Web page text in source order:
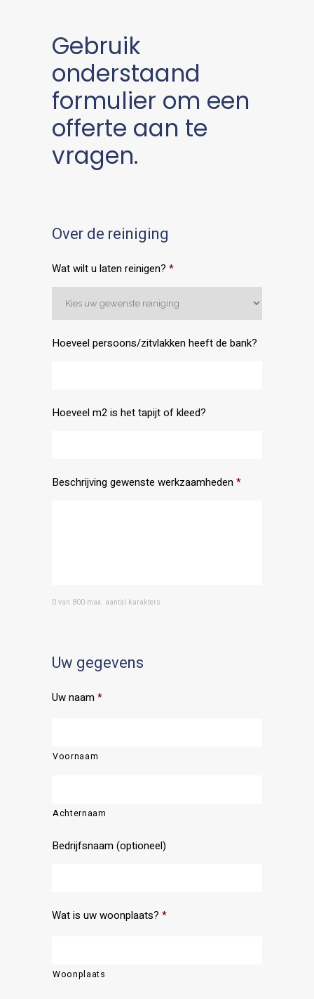
Gebruik
onderstaand
formulier om een
offerte aan te
vragen.
Over de reiniging
Wat wilt u laten reinigen? *
Hoeveel persoons/zitvlakken heeft de bank?
Hoeveel m2 is het tapijt of kleed?
Beschrijving gewenste werkzaamheden*
0 van 800 max. aantal karakters
Uw gegevens
Uw naam*
Voornaam
Achternaam
Bedrijfsnaam (optioneel)
Wat is uw woonplaats? *
Woonplaats